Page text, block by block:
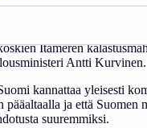
Itämeren
Antti Kurvinen.
kannattaa yleisesti
ja että
suuremmiksi.